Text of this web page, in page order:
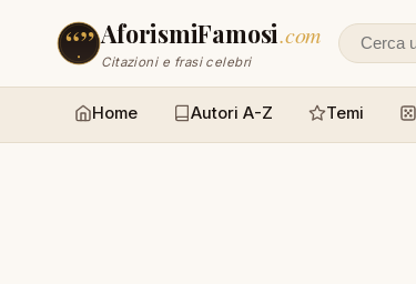
AforismiFamosi.com
Citazioni e frasi celebri
Home Autori A-Z Temi